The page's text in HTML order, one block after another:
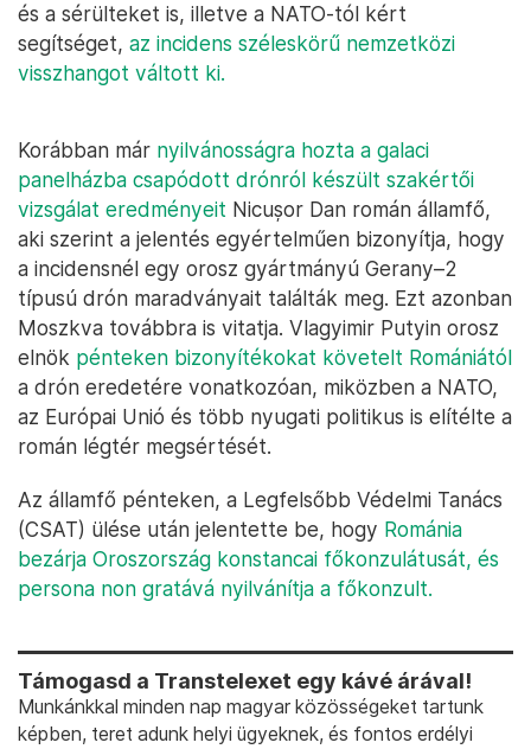
és a sérülteket is, illetve a NATO-tól kért
segítséget, az incidens széleskörű nemzetközi
visszhangot váltott ki.
Korábban már nyilvánosságra hozta a galaci
panelházba csapódott drónról készült szakértői
vizsgálat eredményeit Nicușor Dan román államfő,
aki szerint a jelentés egyértelműen bizonyítja, hogy
a incidensnél egy orosz gyártmányú Gerany–2
típusú drón maradványait találták meg. Ezt azonban
Moszkva továbbra is vitatja. Vlagyimir Putyin orosz
elnök pénteken bizonyítékokat követelt Romániától
a drón eredetére vonatkozóan, miközben a NATO,
az Európai Unió és több nyugati politikus is elítélte a
román légtér megsértését.
Az államfő pénteken, a Legfelsőbb Védelmi Tanács
(CSAT) ülése után jelentette be, hogy Románia
bezárja Oroszország konstancai főkonzulátusát, és
persona non gratává nyilvánítja a főkonzult.
Támogasd a Transtelexet egy kávé árával!
Munkánkkal minden nap magyar közösségeket tartunk
képben, teret adunk helyi ügyeknek, és fontos erdélyi